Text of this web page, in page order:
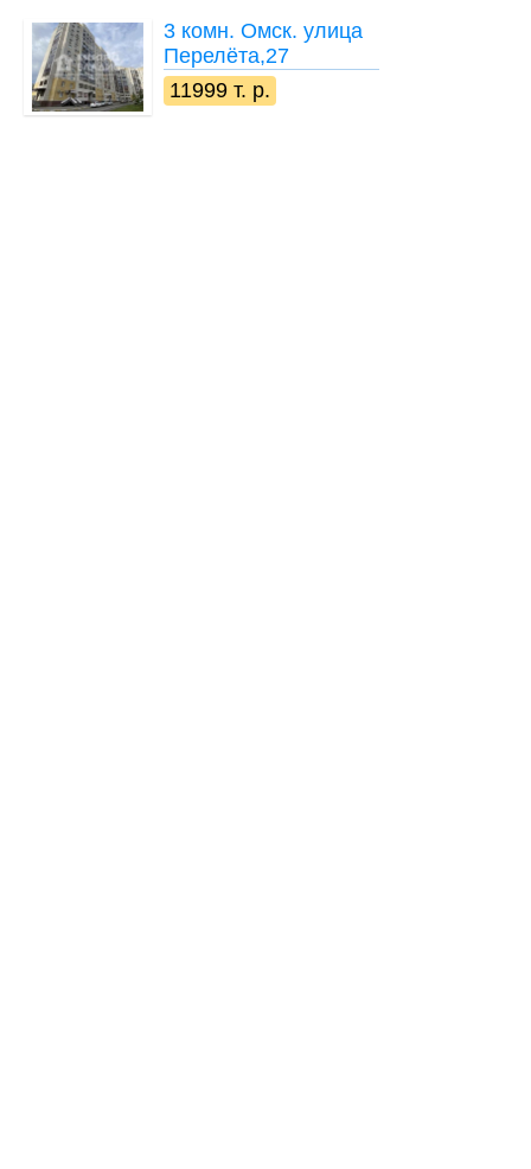
3 комн. Омск. улица
Перелёта,27
11999 т. р.